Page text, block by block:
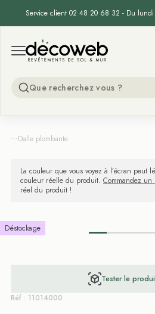
Service client 02 48 20 68 32 - Du
Open menu
Decoweb
...Dalle plombante
La couleur que vous voyez à l’écran peut
couleur réelle du produit. Commandez
réel du produit !
Déstockage
Tester le
Réf : 11014000